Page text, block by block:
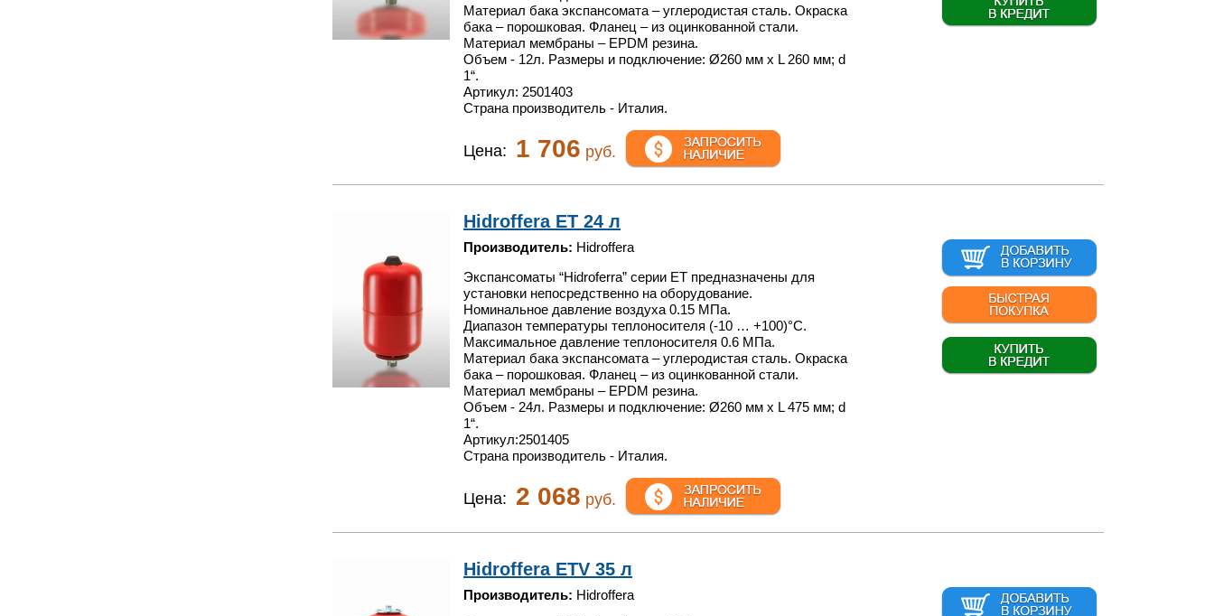
Материал бака экспансомата – углеродистая сталь. Окраска
бака – порошковая. Фланец – из оцинкованной стали.
Материал мембраны – EPDM резина.
Объем - 12л. Размеры и подключение: Ø260 мм x L 260 мм; d
1“.
Артикул: 2501403
Страна производитель - Италия.
Цена: 1 706 руб.
Hidroffera ET 24 л
Производитель: Hidroffera
Экспансоматы “Hidroferra” серии ET предназначены для
установки непосредственно на оборудование.
Номинальное давление воздуха 0.15 МПа.
Диапазон температуры теплоносителя (-10 … +100)°С.
Максимальное давление теплоносителя 0.6 МПа.
Материал бака экспансомата – углеродистая сталь. Окраска
бака – порошковая. Фланец – из оцинкованной стали.
Материал мембраны – EPDM резина.
Объем - 24л. Размеры и подключение: Ø260 мм x L 475 мм; d
1“.
Артикул:2501405
Страна производитель - Италия.
Цена: 2 068 руб.
Hidroffera ETV 35 л
Производитель: Hidroffera